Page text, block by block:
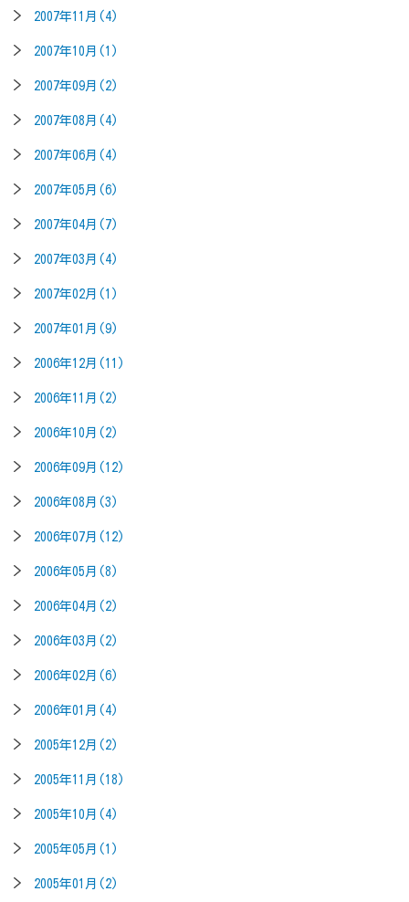
2007年11月(4)
2007年10月(1)
2007年09月(2)
2007年08月(4)
2007年06月(4)
2007年05月(6)
2007年04月(7)
2007年03月(4)
2007年02月(1)
2007年01月(9)
2006年12月(11)
2006年11月(2)
2006年10月(2)
2006年09月(12)
2006年08月(3)
2006年07月(12)
2006年05月(8)
2006年04月(2)
2006年03月(2)
2006年02月(6)
2006年01月(4)
2005年12月(2)
2005年11月(18)
2005年10月(4)
2005年05月(1)
2005年01月(2)